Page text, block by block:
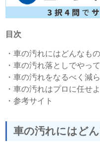
目次
・車の汚れにはどんなも
・車の汚れ落としでやっ
・車の汚れをなるべく減
・車の汚れはプロに任せ
・参考サイト
車の汚れにはど